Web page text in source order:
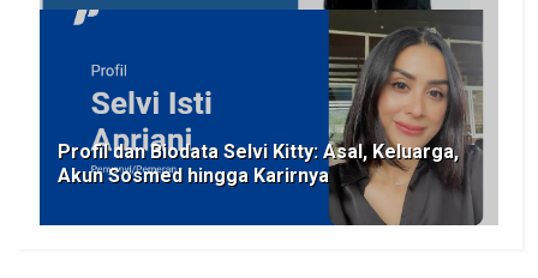
Profil dan Biodata Selvi Kitty: Asal, Keluarga,
Akun Sosmed hingga Karirnya